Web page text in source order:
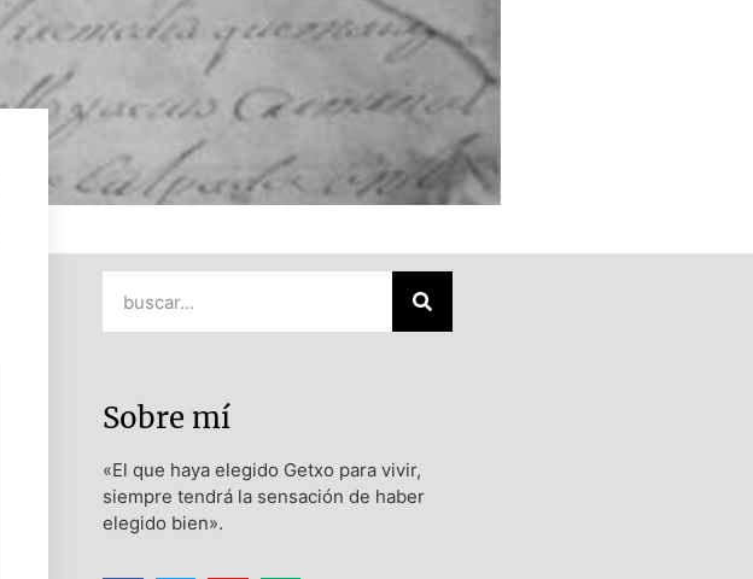
Sobre mí
«El que haya elegido Getxo para vivir,
siempre tendrá la sensación de haber
elegido bien».